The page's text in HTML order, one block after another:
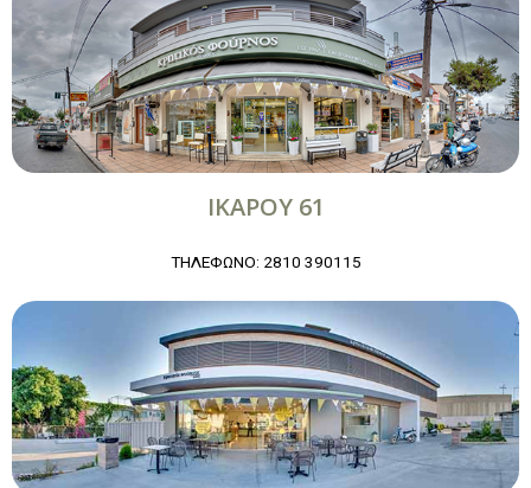
ΙΚΑΡΟΥ 61
ΤΗΛΕΦΩΝΟ: 2810 390115